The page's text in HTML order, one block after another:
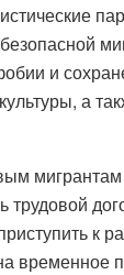
и
а
трудовой
к
временное